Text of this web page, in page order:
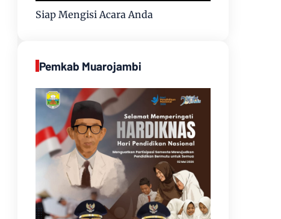
Siap Mengisi Acara Anda
Pemkab Muarojambi